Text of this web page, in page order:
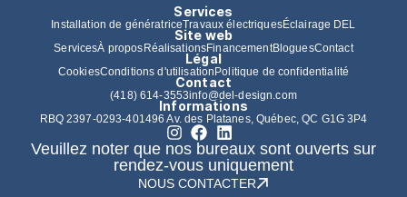
Services
Installation de génératriceTravaux électriquesÉclairage DEL
Site web
ServicesÀ propos RéalisationsFinancementBloguesContact
Légal
CookiesConditions d'utilisation Politique de confidentialité
Contact
(418) 614-3553info@del-design.com
Informations
RBQ 2397-0293-401496 Av. des Platanes, Québec, QC G1G 3P4
Veuillez noter que nos bureaux sont ouverts sur
rendez-vous uniquement
NOUS CONTACTER